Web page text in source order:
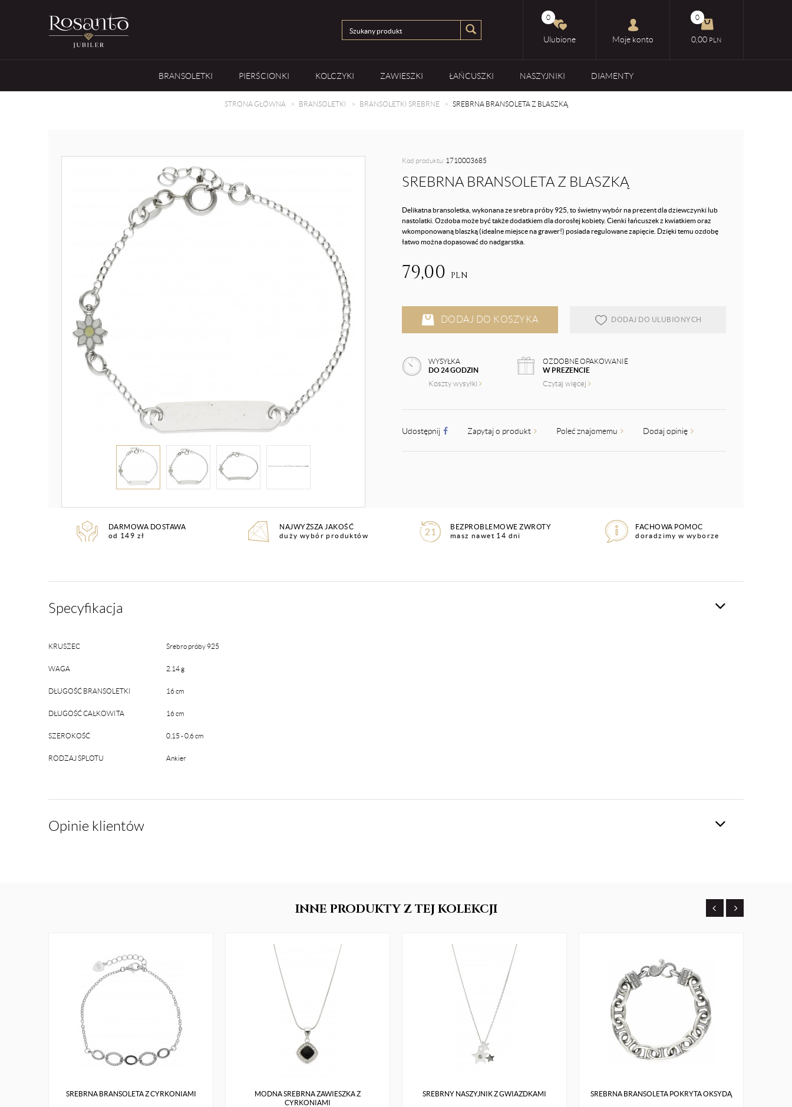
0
Ulubione Moje konto
0
0,00 PLN
BRANSOLETKI PIERŚCIONKI KOLCZYKI ZAWIESZKI ŁAŃCUSZKI NASZYJNIKI DIAMENTY
STRONA GŁÓWNA BRANSOLETKI BRANSOLETKI SREBRNE SREBRNA BRANSOLETA Z BLASZKĄ
Kod produktu: 1710003685
SREBRNA BRANSOLETA Z BLASZKĄ
Delikatna bransoletka, wykonana ze srebra próby 925, to świetny wybór na prezent dla dziewczynki lub
nastolatki. Ozdoba może być także dodatkiem dla dorosłej kobiety. Cienki łańcuszek z kwiatkiem oraz
wkomponowaną blaszką (idealne miejsce na grawer!) posiada regulowane zapięcie. Dzięki temu ozdobę
łatwo można dopasować do nadgarstka.
79,00 PLN
DODAJ DO KOSZYKA DODAJ DO ULUBIONYCH
WYSYŁKA
DO 24 GODZIN
Koszty wysyłki
OZDOBNE OPAKOWANIE
W PREZENCIE
Czytaj więcej
Udostępnij Zapytaj o produkt Poleć znajomemu Dodaj opinię
DARMOWA DOSTAWA
od 149 zł
NAJWYŻSZA JAKOŚĆ
duży wybór produktów
BEZPROBLEMOWE ZWROTY
masz nawet 14 dni
FACHOWA POMOC
doradzimy w wyborze
Specyfikacja
KRUSZEC Srebro próby 925
WAGA 2.14 g
DŁUGOŚĆ BRANSOLETKI 16 cm
DŁUGOŚĆ CAŁKOWITA 16 cm
SZEROKOŚĆ 0,15 - 0,6 cm
RODZAJ SPLOTU Ankier
Opinie klientów
INNE PRODUKTYZ TEJ KOLEKCJI
SREBRNA BRANSOLETA Z CYRKONIAMI
MODNA SREBRNA ZAWIESZKA Z
CYRKONIAMI
SREBRNY NASZYJNIK Z GWIAZDKAMI SREBRNA BRANSOLETA POKRYTA OKSYDĄ